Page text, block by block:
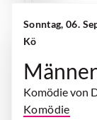
Sonntag, 06.
Kö
Komödie von
Komödie